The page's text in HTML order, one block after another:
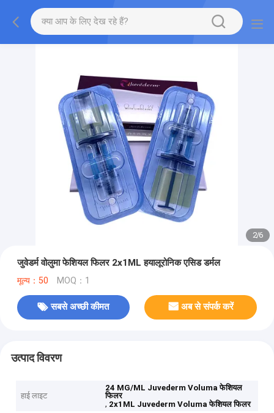
2/6
जुवेडर्म वोलुमा फेशियल फिलर 2x1ML हयालूरोनिक एसिड डर्मल
मूल्य：50 MOQ：1
सबसे अच्छी कीमत अब से संपर्क करें
उत्पाद विवरण
हाई लाइट
24 MG/ML Juvederm Voluma फेशियल
फिलर
, 2x1ML Juvederm Voluma फेशियल फिलर